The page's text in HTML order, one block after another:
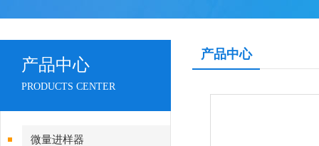
产品中心
PRODUCTS CENTER
微量进样器
产品中心